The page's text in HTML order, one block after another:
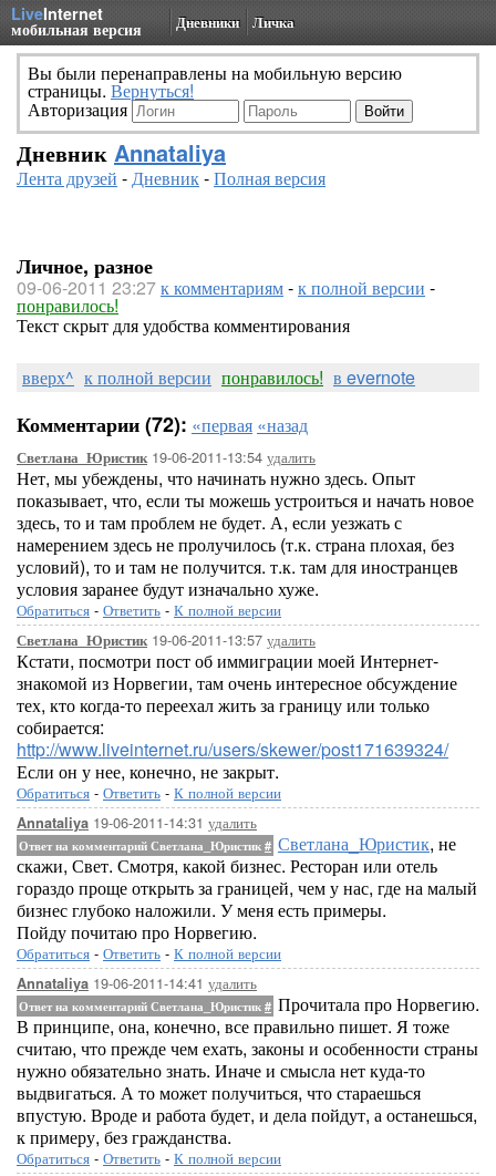
LiveInternet
мобильная версия Дневники Личка
Вы были перенаправлены на мобильную версию
страницы. Вернуться!
Авторизация
Дневник Annataliya
Лента друзей -Дневник-Полная версия
Личное, разное
09-06-2011 23:27к комментариям-к полной версии -
понравилось!
Текст скрыт для удобства комментирования
вверх^ к полной версии понравилось! в evernote
Комментарии (72): «первая «назад
Светлана_Юристик19-06-2011-13:54 удалить
Нет, мы убеждены, что начинать нужно здесь. Опыт
показывает, что, если ты можешь устроиться и начать новое
здесь, то и там проблем не будет. А, если уезжать с
намерением здесь не пролучилось (т.к. страна плохая, без
условий), то и там не получится. т.к. там для иностранцев
условия заранее будут изначально хуже.
Обратиться - Ответить - К полной версии
Светлана_Юристик19-06-2011-13:57 удалить
Кстати, посмотри пост об иммиграции моей Интернет-
знакомой из Норвегии, там очень интересное обсуждение
тех, кто когда-то переехал жить за границу или только
собирается:
http://www.liveinternet.ru/users/skewer/post171639324/
Если он у нее, конечно, не закрыт.
Обратиться - Ответить - К полной версии
Annataliya 19-06-2011-14:31 удалить
Ответ на комментарий Светлана_Юристик # Светлана_Юристик, не
скажи, Свет. Смотря, какой бизнес. Ресторан или отель
гораздо проще открыть за границей, чем у нас, где на малый
бизнес глубоко наложили. У меня есть примеры.
Пойду почитаю про Норвегию.
Обратиться - Ответить - К полной версии
Annataliya 19-06-2011-14:41 удалить
Ответ на комментарий Светлана_Юристик # Прочитала про Норвегию.
В принципе, она, конечно, все правильно пишет. Я тоже
считаю, что прежде чем ехать, законы и особенности страны
нужно обязательно знать. Иначе и смысла нет куда-то
выдвигаться. А то может получиться, что стараешься
впустую. Вроде и работа будет, и дела пойдут, а останешься,
к примеру, без гражданства.
Обратиться - Ответить - К полной версии